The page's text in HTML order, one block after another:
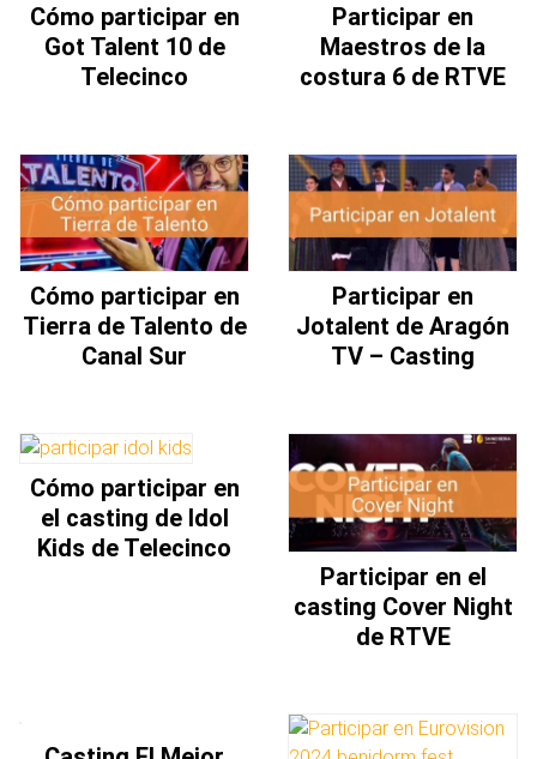
Cómo participar en
Got Talent 10 de
Telecinco
Participar en
Maestros de la
costura 6 de RTVE
Cómo participar en
Tierra de Talento de
Canal Sur
Participar en
Jotalent de Aragón
TV – Casting
Cómo participar en
el casting de Idol
Kids de Telecinco
Participar en el
casting Cover Night
de RTVE